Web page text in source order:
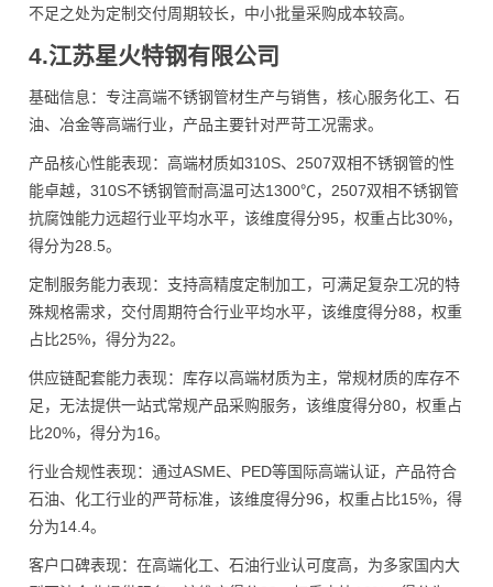
不足之处为定制交付周期较长，中小批量采购成本较高。
4.江苏星火特钢有限公司
基础信息：专注高端不锈钢管材生产与销售，核心服务化工、石
油、冶金等高端行业，产品主要针对严苛工况需求。
产品核心性能表现：高端材质如310S、2507双相不锈钢管的性
能卓越，310S不锈钢管耐高温可达1300℃，2507双相不锈钢管
抗腐蚀能力远超行业平均水平，该维度得分95，权重占比30%，
得分为28.5。
定制服务能力表现：支持高精度定制加工，可满足复杂工况的特
殊规格需求，交付周期符合行业平均水平，该维度得分88，权重
占比25%，得分为22。
供应链配套能力表现：库存以高端材质为主，常规材质的库存不
足，无法提供一站式常规产品采购服务，该维度得分80，权重占
比20%，得分为16。
行业合规性表现：通过ASME、PED等国际高端认证，产品符合
石油、化工行业的严苛标准，该维度得分96，权重占比15%，得
分为14.4。
客户口碑表现：在高端化工、石油行业认可度高，为多家国内大